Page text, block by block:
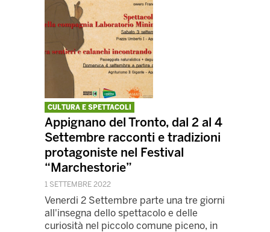
CULTURA E SPETTACOLI
Appignano del Tronto, dal 2 al 4
Settembre racconti e tradizioni
protagoniste nel Festival
“Marchestorie”
1 SETTEMBRE 2022
Venerdi 2 Settembre parte una tre giorni
all'insegna dello spettacolo e delle
curiosità nel piccolo comune piceno, in